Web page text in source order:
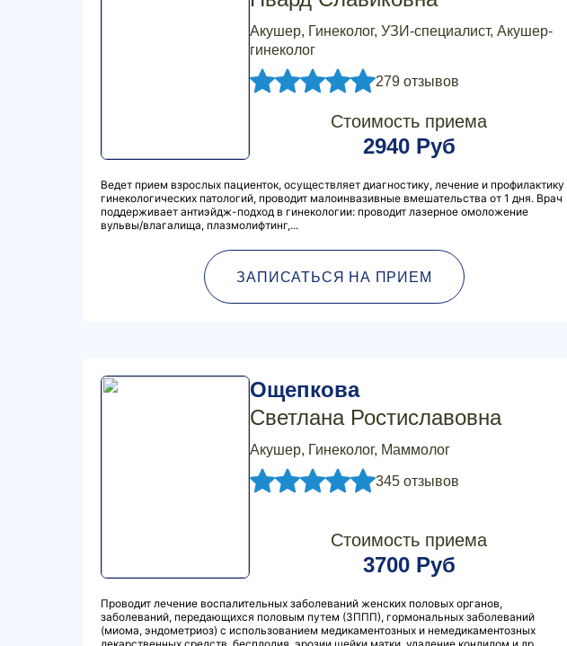
Акушер, Гинеколог, УЗИ-специалист, Акушер-
гинеколог
279 отзывов
Стоимость приема
2940 Руб
Ведет прием взрослых пациенток, осуществляет диагностику, лечение и профилактику
гинекологических патологий, проводит малоинвазивные вмешательства от 1 дня. Врач
поддерживает антиэйдж-подход в гинекологии: проводит лазерное омоложение
вульвы/влагалища, плазмолифтинг,...
ЗАПИСАТЬСЯ НА ПРИЕМ
Ощепкова
Светлана Ростиславовна
Акушер, Гинеколог, Маммолог
345 отзывов
Стоимость приема
3700 Руб
Проводит лечение воспалительных заболеваний женских половых органов,
заболеваний, передающихся половым путем (ЗППП), гормональных заболеваний
(миома, эндометриоз) с использованием медикаментозных и немедикаментозных